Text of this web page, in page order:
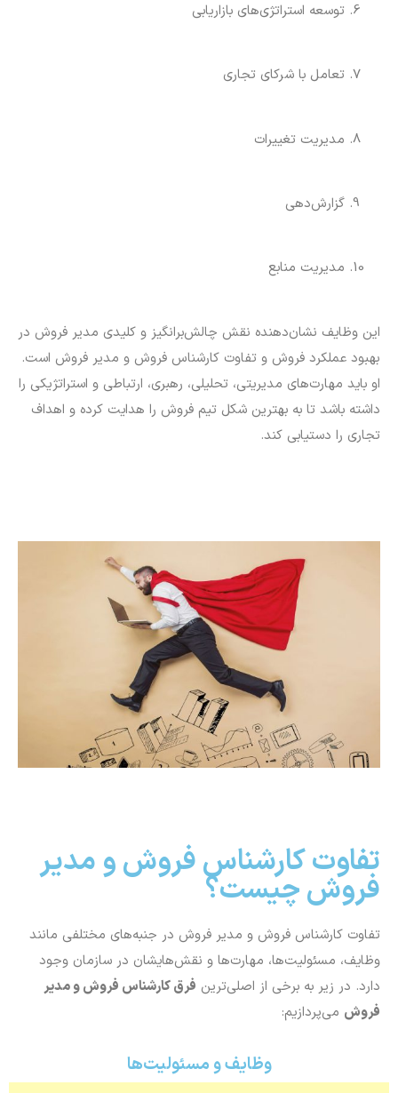
توسعه استراتژی‌های بازاریابی
تعامل با شرکای تجاری
مدیریت تغییرات
گزارش‌دهی
مدیریت منابع
این وظایف نشان‌دهنده نقش چالش‌برانگیز و کلیدی مدیر فروش در
بهبود عملکرد فروش و تفاوت کارشناس فروش و مدیر فروش است.
او باید مهارت‌های مدیریتی، تحلیلی، رهبری، ارتباطی و استراتژیکی را
داشته باشد تا به بهترین شکل تیم فروش را هدایت کرده و اهداف
تجاری را دستیابی کند.
تفاوت کارشناس فروش و مدیر
فروش چیست؟
تفاوت کارشناس فروش و مدیر فروش در جنبه‌های مختلفی مانند
وظایف، مسئولیت‌ها، مهارت‌ها و نقش‌هایشان در سازمان وجود
دارد. در زیر به برخی از اصلی‌ترین فرق کارشناس فروش و مدیر
فروش می‌پردازیم:
وظایف و مسئولیت‌ها